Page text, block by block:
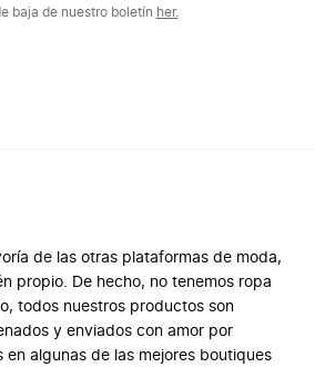
baja de nuestro boletín her.
de las otras plataformas de moda,
propio. De hecho, no tenemos ropa
todos nuestros productos son
y enviados con amor por
en algunas de las mejores boutiques